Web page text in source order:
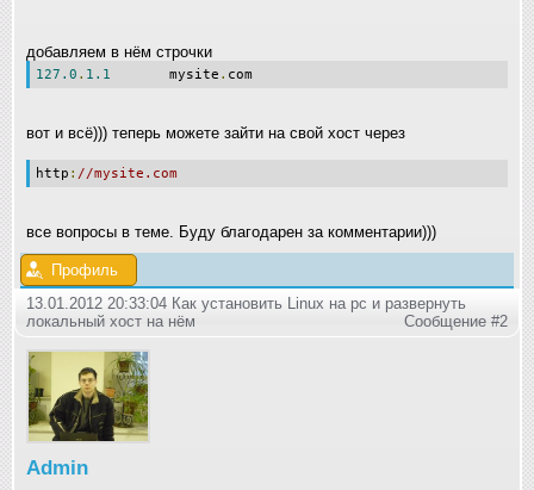
добавляем в нём строчки
127.0 . 1.1 mysite . com
вот и всё))) теперь можете зайти на свой хост через
http : //mysite.com
все вопросы в теме. Буду благодарен за комментарии)))
Профиль
13.01.2012 20:33:04 Как установить Linux на pc и развернуть
локальный хост на нём
Сообщение #2
Admin